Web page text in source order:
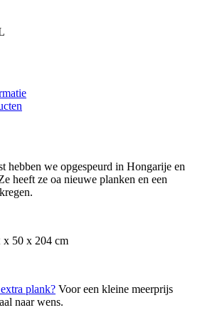
hebben we opgespeurd in Hongarije en
heeft ze oa nieuwe planken en een
50 x 204 cm
plank? Voor een kleine meerprijs
naar wens.